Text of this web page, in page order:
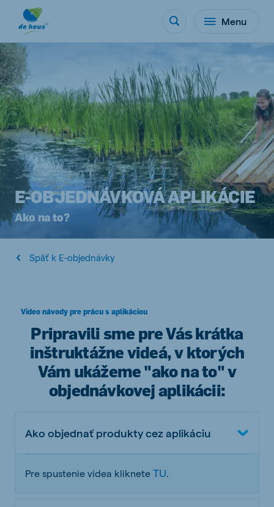
Menu
E-OBJEDNÁVKOVÁ APLIKÁCIE
Ako na to?
Späť k E-objednávky
Video návody pre prácu s aplikáciou
Pripravili sme pre Vás krátka
inštruktážne videá, v ktorých
Vám ukážeme "ako na to" v
objednávkovej aplikácii:
Ako objednať produkty cez aplikáciu
Pre spustenie videa kliknete TU.